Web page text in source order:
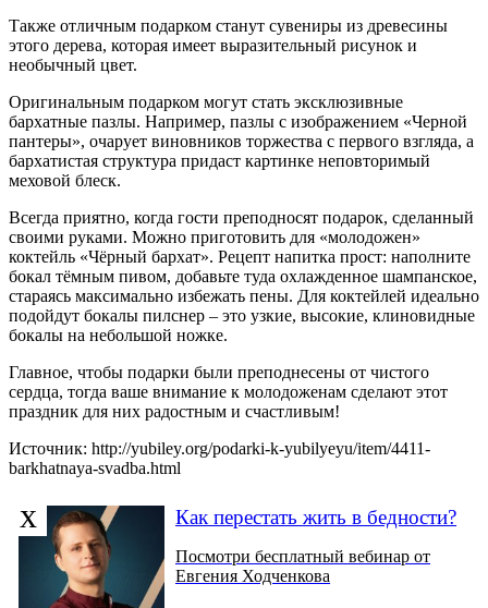
Также отличным подарком станут сувениры из древесины
этого дерева, которая имеет выразительный рисунок и
необычный цвет.
Оригинальным подарком могут стать эксклюзивные
бархатные пазлы. Например, пазлы с изображением «Черной
пантеры», очарует виновников торжества с первого взгляда, а
бархатистая структура придаст картинке неповторимый
меховой блеск.
Всегда приятно, когда гости преподносят подарок, сделанный
своими руками. Можно приготовить для «молодожен»
коктейль «Чёрный бархат». Рецепт напитка прост: наполните
бокал тёмным пивом, добавьте туда охлажденное шампанское,
стараясь максимально избежать пены. Для коктейлей идеально
подойдут бокалы пилснер – это узкие, высокие, клиновидные
бокалы на небольшой ножке.
Главное, чтобы подарки были преподнесены от чистого
сердца, тогда ваше внимание к молодоженам сделают этот
праздник для них радостным и счастливым!
Источник: http://yubiley.org/podarki-k-yubilyeyu/item/4411-
barkhatnaya-svadba.html
х Как перестать жить в бедности?
Посмотри бесплатный вебинар от
Евгения Ходченкова